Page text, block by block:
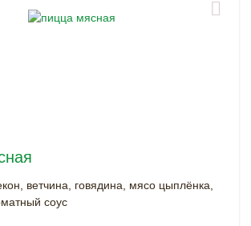
ветчина, говядина, мясо цыплёнка,
соус